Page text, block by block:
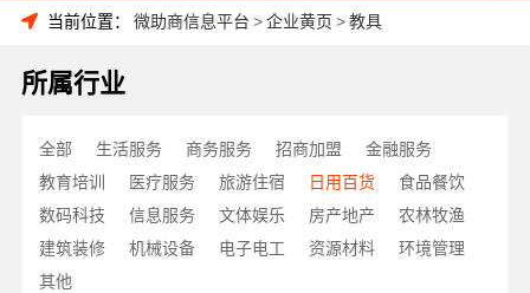
当前位置： 微助商信息平台 >企业黄页 >教具
所属行业
全部 生活服务 商务服务 招商加盟
金融服务
教育培训
医疗服务 旅游住宿 日用百货
食品餐饮
数码科技
信息服务 文体娱乐 房产地产
农林牧渔
建筑装修
机械设备 电子电工 资源材料
环境管理
其他